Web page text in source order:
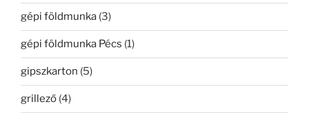
gépi földmunka (3)
gépi földmunka Pécs (1)
gipszkarton (5)
grillező (4)